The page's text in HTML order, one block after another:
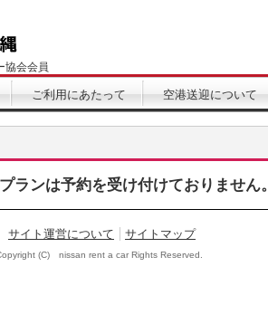
協会会員
ご利用にあたって 空港送迎について
ランは予約を受け付けておりません。
サイト運営について サイトマップ
(C) nissan rent a car Rights Reserved.